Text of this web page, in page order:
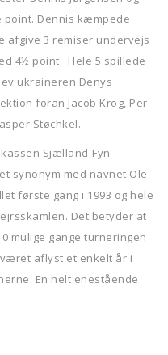
point. Dennis kæmpede
afgive 3 remiser undervejs
4½ point. Hele 5 spillede
ukraineren Denys
foran Jacob Krog, Per
Støchkel.
Sjælland-Fyn
synonym med navnet Ole
første gang i 1993 og hele
Det betyder at
mulige gange turneringen
aflyst et enkelt år i
En helt enestående